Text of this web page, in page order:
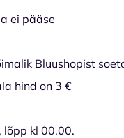
ei pääse
Bluushopist
hind on 3 €
kl 00.00.